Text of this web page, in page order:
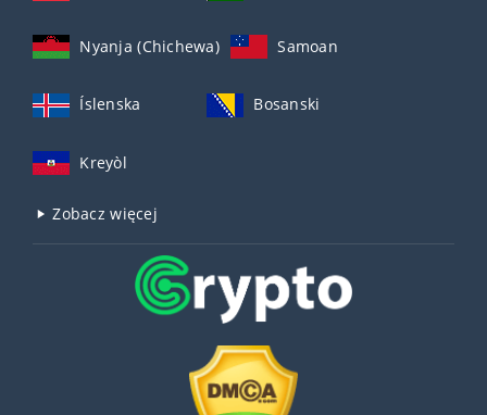
Nyanja (Chichewa) Samoan
Íslenska Bosanski
Kreyòl
Zobacz więcej